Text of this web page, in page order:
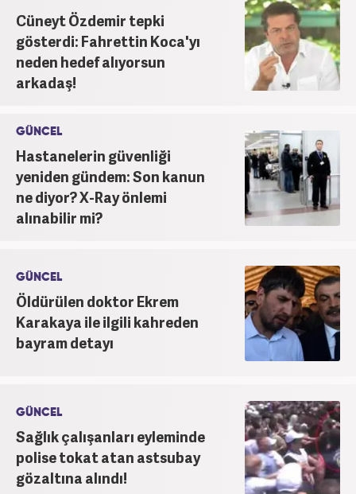
Cüneyt Özdemir tepki
gösterdi: Fahrettin Koca'yı
neden hedef alıyorsun
arkadaş!
GÜNCEL
Hastanelerin güvenliği
yeniden gündem: Son kanun
ne diyor? X-Ray önlemi
alınabilir mi?
GÜNCEL
Öldürülen doktor Ekrem
Karakaya ile ilgili kahreden
bayram detayı
GÜNCEL
Sağlık çalışanları eyleminde
polise tokat atan astsubay
gözaltına alındı!